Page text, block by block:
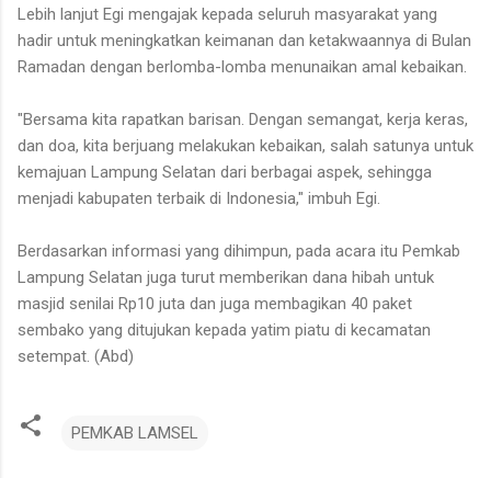
Lebih lanjut Egi mengajak kepada seluruh masyarakat yang
hadir untuk meningkatkan keimanan dan ketakwaannya di Bulan
Ramadan dengan berlomba-lomba menunaikan amal kebaikan.
"Bersama kita rapatkan barisan. Dengan semangat, kerja keras,
dan doa, kita berjuang melakukan kebaikan, salah satunya untuk
kemajuan Lampung Selatan dari berbagai aspek, sehingga
menjadi kabupaten terbaik di Indonesia," imbuh Egi.
Berdasarkan informasi yang dihimpun, pada acara itu Pemkab
Lampung Selatan juga turut memberikan dana hibah untuk
masjid senilai Rp10 juta dan juga membagikan 40 paket
sembako yang ditujukan kepada yatim piatu di kecamatan
setempat. (Abd)
PEMKAB LAMSEL